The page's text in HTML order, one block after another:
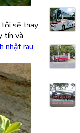
tôi sẽ thay
tín và
nhật rau